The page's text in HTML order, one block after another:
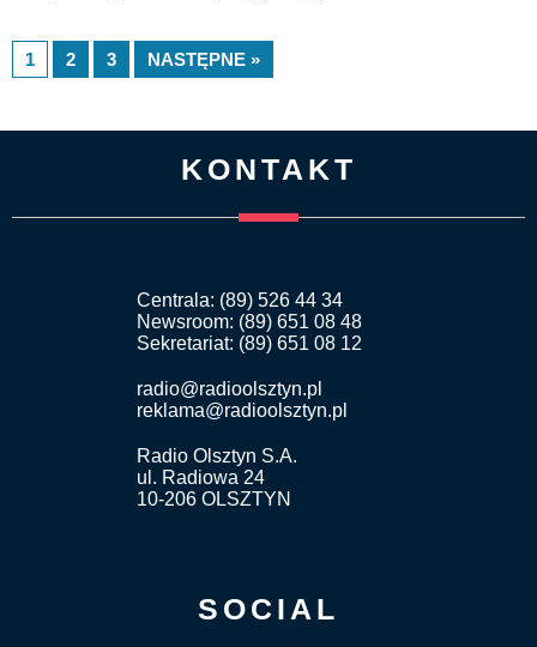
1 2 3 NASTĘPNE »
KONTAKT
Centrala: (89) 526 44 34
Newsroom: (89) 651 08 48
Sekretariat: (89) 651 08 12
radio@radioolsztyn.pl
reklama@radioolsztyn.pl
Radio Olsztyn S.A.
ul. Radiowa 24
10-206 OLSZTYN
SOCIAL